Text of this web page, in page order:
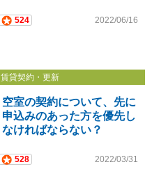
524 2022/06/16
賃貸契約・更新
空室の契約について、先に
申込みのあった方を優先し
なければならない？
528 2022/03/31